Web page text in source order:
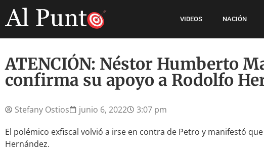
VIDEOS NACIÓN
ATENCIÓN: Néstor Humberto
confirma su apoyo a Rodolfo
Stefany Ostios junio 6, 2022
3:07 pm
El polémico exfiscal volvió a irse en contra de Petro y manifestó
Hernández.